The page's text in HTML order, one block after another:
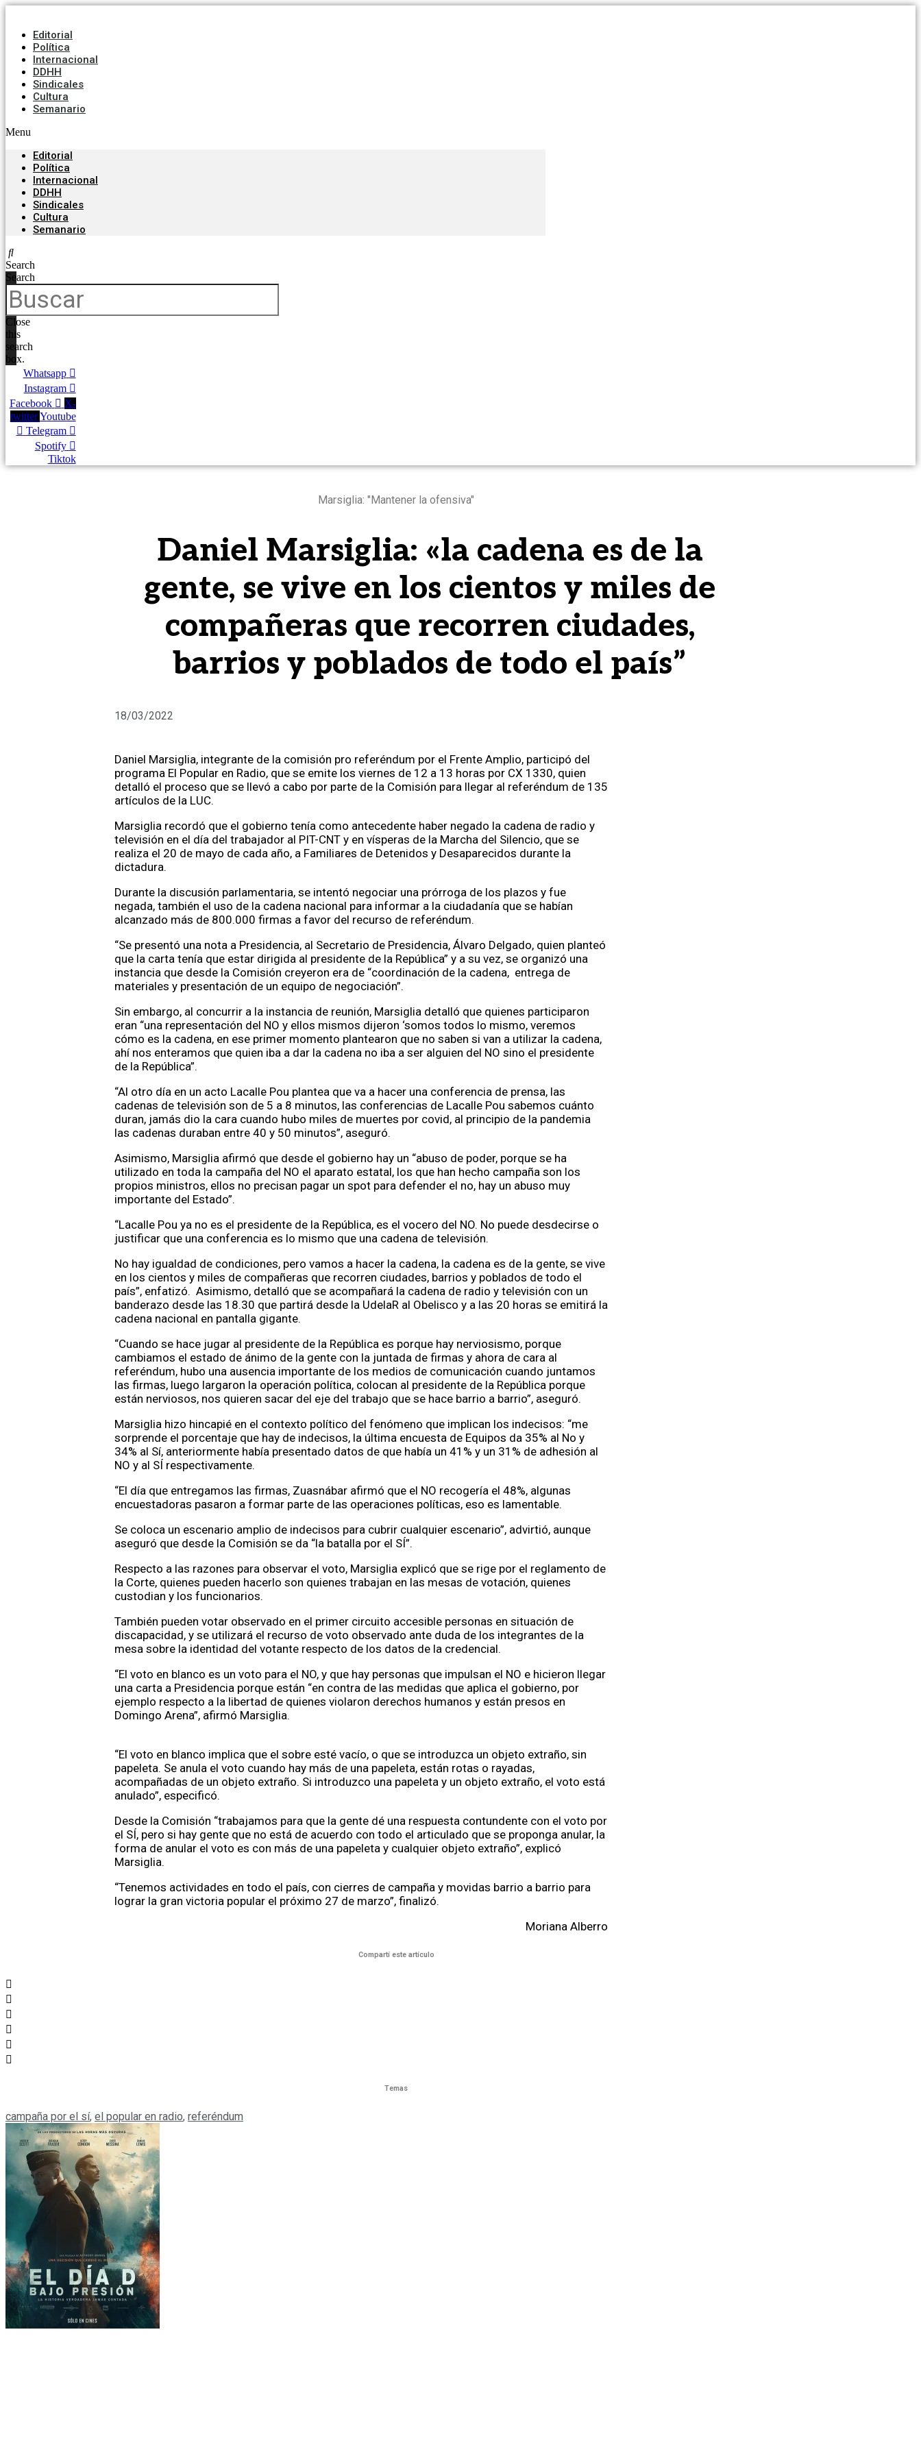
Editorial
Política
Internacional
DDHH
Sindicales
Cultura
Semanario
Menu
Editorial
Política
Internacional
DDHH
Sindicales
Cultura
Semanario
Search
Search
Close
this
search
box.
Whatsapp
Instagram
Facebook
X-
twitter Youtube
Telegram
Spotify
Tiktok
Marsiglia: "Mantener la ofensiva"
Daniel Marsiglia: «la cadena es de la
gente, se vive en los cientos y miles de
compañeras que recorren ciudades,
barrios y poblados de todo el país”
18/03/2022
Daniel Marsiglia, integrante de la comisión pro referéndum por el Frente Amplio, participó del
programa El Popular en Radio, que se emite los viernes de 12 a 13 horas por CX 1330, quien
detalló el proceso que se llevó a cabo por parte de la Comisión para llegar al referéndum de 135
artículos de la LUC.
Marsiglia recordó que el gobierno tenía como antecedente haber negado la cadena de radio y
televisión en el día del trabajador al PIT-CNT y en vísperas de la Marcha del Silencio, que se
realiza el 20 de mayo de cada año, a Familiares de Detenidos y Desaparecidos durante la
dictadura.
Durante la discusión parlamentaria, se intentó negociar una prórroga de los plazos y fue
negada, también el uso de la cadena nacional para informar a la ciudadanía que se habían
alcanzado más de 800.000 firmas a favor del recurso de referéndum.
“Se presentó una nota a Presidencia, al Secretario de Presidencia, Álvaro Delgado, quien planteó
que la carta tenía que estar dirigida al presidente de la República” y a su vez, se organizó una
instancia que desde la Comisión creyeron era de “coordinación de la cadena, entrega de
materiales y presentación de un equipo de negociación”.
Sin embargo, al concurrir a la instancia de reunión, Marsiglia detalló que quienes participaron
eran “una representación del NO y ellos mismos dijeron ‘somos todos lo mismo, veremos
cómo es la cadena, en ese primer momento plantearon que no saben si van a utilizar la cadena,
ahí nos enteramos que quien iba a dar la cadena no iba a ser alguien del NO sino el presidente
de la República”.
“Al otro día en un acto Lacalle Pou plantea que va a hacer una conferencia de prensa, las
cadenas de televisión son de 5 a 8 minutos, las conferencias de Lacalle Pou sabemos cuánto
duran, jamás dio la cara cuando hubo miles de muertes por covid, al principio de la pandemia
las cadenas duraban entre 40 y 50 minutos”, aseguró.
Asimismo, Marsiglia afirmó que desde el gobierno hay un “abuso de poder, porque se ha
utilizado en toda la campaña del NO el aparato estatal, los que han hecho campaña son los
propios ministros, ellos no precisan pagar un spot para defender el no, hay un abuso muy
importante del Estado”.
“Lacalle Pou ya no es el presidente de la República, es el vocero del NO. No puede desdecirse o
justificar que una conferencia es lo mismo que una cadena de televisión.
No hay igualdad de condiciones, pero vamos a hacer la cadena, la cadena es de la gente, se vive
en los cientos y miles de compañeras que recorren ciudades, barrios y poblados de todo el
país”, enfatizó. Asimismo, detalló que se acompañará la cadena de radio y televisión con un
banderazo desde las 18.30 que partirá desde la UdelaR al Obelisco y a las 20 horas se emitirá la
cadena nacional en pantalla gigante.
“Cuando se hace jugar al presidente de la República es porque hay nerviosismo, porque
cambiamos el estado de ánimo de la gente con la juntada de firmas y ahora de cara al
referéndum, hubo una ausencia importante de los medios de comunicación cuando juntamos
las firmas, luego largaron la operación política, colocan al presidente de la República porque
están nerviosos, nos quieren sacar del eje del trabajo que se hace barrio a barrio”, aseguró.
Marsiglia hizo hincapié en el contexto político del fenómeno que implican los indecisos: “me
sorprende el porcentaje que hay de indecisos, la última encuesta de Equipos da 35% al No y
34% al Sí, anteriormente había presentado datos de que había un 41% y un 31% de adhesión al
NO y al SÍ respectivamente.
“El día que entregamos las firmas, Zuasnábar afirmó que el NO recogería el 48%, algunas
encuestadoras pasaron a formar parte de las operaciones políticas, eso es lamentable.
Se coloca un escenario amplio de indecisos para cubrir cualquier escenario”, advirtió, aunque
aseguró que desde la Comisión se da “la batalla por el SÍ”.
Respecto a las razones para observar el voto, Marsiglia explicó que se rige por el reglamento de
la Corte, quienes pueden hacerlo son quienes trabajan en las mesas de votación, quienes
custodian y los funcionarios.
También pueden votar observado en el primer circuito accesible personas en situación de
discapacidad, y se utilizará el recurso de voto observado ante duda de los integrantes de la
mesa sobre la identidad del votante respecto de los datos de la credencial.
“El voto en blanco es un voto para el NO, y que hay personas que impulsan el NO e hicieron llegar
una carta a Presidencia porque están “en contra de las medidas que aplica el gobierno, por
ejemplo respecto a la libertad de quienes violaron derechos humanos y están presos en
Domingo Arena”, afirmó Marsiglia.
“El voto en blanco implica que el sobre esté vacío, o que se introduzca un objeto extraño, sin
papeleta. Se anula el voto cuando hay más de una papeleta, están rotas o rayadas,
acompañadas de un objeto extraño. Si introduzco una papeleta y un objeto extraño, el voto está
anulado”, especificó.
Desde la Comisión “trabajamos para que la gente dé una respuesta contundente con el voto por
el SÍ, pero si hay gente que no está de acuerdo con todo el articulado que se proponga anular, la
forma de anular el voto es con más de una papeleta y cualquier objeto extraño”, explicó
Marsiglia.
“Tenemos actividades en todo el país, con cierres de campaña y movidas barrio a barrio para
lograr la gran victoria popular el próximo 27 de marzo”, finalizó.
Moriana Alberro
Compartí este artículo
Temas
campaña por el sí, el popular en radio, referéndum